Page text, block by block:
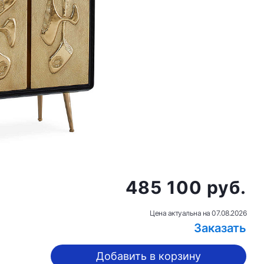
485 100 руб.
Цена актуальна на 07.08.2026
Заказать
Добавить в корзину